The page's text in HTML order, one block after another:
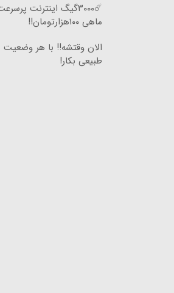
ماهی ۱۰۰هزارتومان!!
الان وقتشه‼️ با هر
طبیعی بکار!